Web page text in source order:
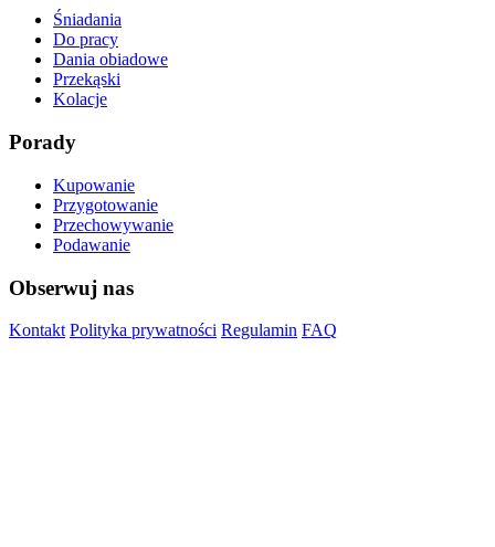
Śniadania
Do pracy
Dania obiadowe
Przekąski
Kolacje
Porady
Kupowanie
Przygotowanie
Przechowywanie
Podawanie
Obserwuj nas
Kontakt Polityka prywatności Regulamin FAQ